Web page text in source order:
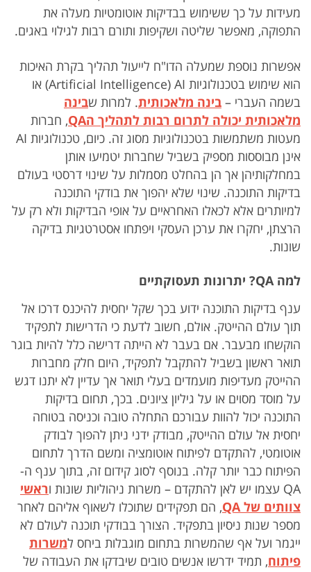
מעידות על כך ששימוש בבדיקות אוטומטיות מעלה את
התפוקה, מאפשר שליטה ושקיפות ותורם רבות לגילוי באגים.
אפשרות נוספת שמעלה הדו"ח לייעול תהליך בקרת האיכות
הוא שימוש בטכנולוגיות Artificial Intelligence) AI) או
בשמה העברי – בינה מלאכותית. למרות שבינה
מלאכותית יכולה לתרום רבות לתהליך הQA, חברות
מעטות משתמשות בטכנולוגיות מסוג זה. כיום, טכנולוגיות AI
אינן מבוססות מספיק בשביל שחברות יטמיעו אותן
במחלקותיהן אך הן בהחלט מסמלות על שינוי דרסטי בעולם
בדיקות התוכנה. שינוי שלא יהפוך את בודקי התוכנה
למיותרים אלא לכאלו האחראיים על אופי הבדיקות ולא רק על
הרצתן, יחקרו את ערכן העסקי ויפתחו אסטרטגיות בדיקה
שונות.
למהQA? יתרונות תעסוקתיים
ענף בדיקות התוכנה ידוע בכך שקל יחסית להיכנס דרכו אל
תוך עולם ההייטק. אולם, חשוב לדעת כי הדרישות לתפקיד
הוקשחו מבעבר. אם בעבר לא הייתה דרישה כלל להיות בוגר
תואר ראשון בשביל להתקבל לתפקיד, היום חלק מחברות
ההייטק מעדיפות מועמדים בעלי תואר אך עדיין לא יתנו דגש
על מוסד מסוים או על גיליון ציונים. בכך, תחום בדיקות
התוכנה יכול להוות עבורכם התחלה טובה וכניסה בטוחה
יחסית אל עולם ההייטק, מבודק ידני ניתן להפוך לבודק
אוטומטי, להתקדם לפיתוח אוטומציה ומשם הדרך לתחום
הפיתוח כבר יותר קלה. בנוסף לסוג קידום זה, בתוך ענף ה-
QA עצמו יש לאן להתקדם – משרות ניהוליות שונות ו
ראשי
צוותים שלQA, הם תפקידים שתוכלו לשאוף אליהם לאחר
מספר שנות ניסיון בתפקיד. הצורך בבודקי תוכנה לעולם לא
ייגמר ועל אף שהמשרות בתחום מוגבלות ביחס למשרות
פיתוח, תמיד ידרשו אנשים טובים שיבדקו את העבודה של